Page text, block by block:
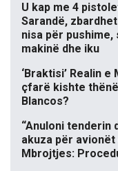
U kap me 4
Sarandë,
nisa për
makinë dhe iku
‘Braktisi’ Realin
çfarë kishte
Blancos?
“Anuloni tenderin
akuza për
Mbrojtjes: